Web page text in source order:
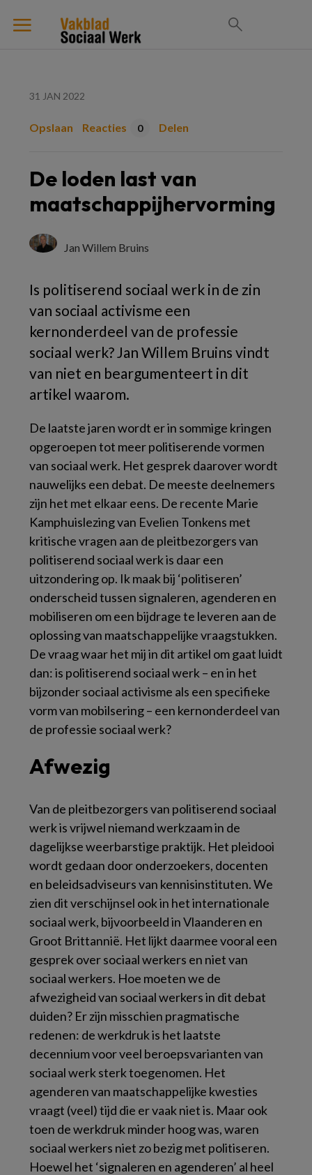
31 JAN 2022
Opslaan Reacties 0 Delen
De loden last van
maatschappijhervorming
Jan Willem Bruins
Is politiserend sociaal werk in de zin
van sociaal activisme een
kernonderdeel van de professie
sociaal werk? Jan Willem Bruins vindt
van niet en beargumenteert in dit
artikel waarom.
De laatste jaren wordt er in sommige kringen
opgeroepen tot meer politiserende vormen
van sociaal werk. Het gesprek daarover wordt
nauwelijks een debat. De meeste deelnemers
zijn het met elkaar eens. De recente Marie
Kamphuislezing van Evelien Tonkens met
kritische vragen aan de pleitbezorgers van
politiserend sociaal werk is daar een
uitzondering op. Ik maak bij ‘politiseren’
onderscheid tussen signaleren, agenderen en
mobiliseren om een bijdrage te leveren aan de
oplossing van maatschappelijke vraagstukken.
De vraag waar het mij in dit artikel om gaat luidt
dan: is politiserend sociaal werk – en in het
bijzonder sociaal activisme als een specifieke
vorm van mobilsering – een kernonderdeel van
de professie sociaal werk?
Afwezig
Van de pleitbezorgers van politiserend sociaal
werk is vrijwel niemand werkzaam in de
dagelijkse weerbarstige praktijk. Het pleidooi
wordt gedaan door onderzoekers, docenten
en beleidsadviseurs van kennisinstituten. We
zien dit verschijnsel ook in het internationale
sociaal werk, bijvoorbeeld in Vlaanderen en
Groot Brittannië. Het lijkt daarmee vooral een
gesprekoversociaal werkers en nietvan
sociaal werkers. Hoe moeten we de
afwezigheid van sociaal werkers in dit debat
duiden? Er zijn misschien pragmatische
redenen: de werkdruk is het laatste
decennium voor veel beroepsvarianten van
sociaal werk sterk toegenomen. Het
agenderen van maatschappelijke kwesties
vraagt (veel) tijd die er vaak niet is. Maar ook
toen de werkdruk minder hoog was, waren
sociaal werkers niet zo bezig met politiseren.
Hoewel het ‘signaleren en agenderen’ al heel